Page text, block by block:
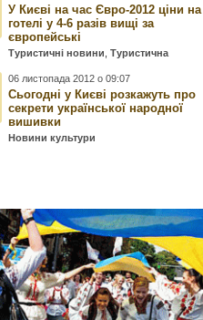
У Києві на час Євро-2012 ціни на
готелі у 4-6 разів вищі за
європейські
Туристичні новини ,Туристична
06 листопада 2012 о 09:07
Сьогодні у Києві розкажуть про
секрети української народної
вишивки
Новини культури